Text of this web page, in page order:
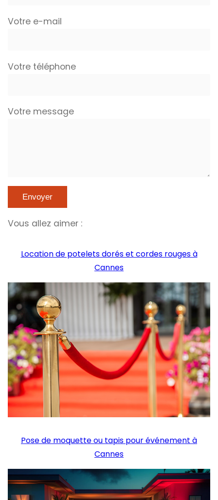
Votre e-mail
Votre téléphone
Votre message
Vous allez aimer :
Location de potelets dorés et cordes rouges à
Cannes
Pose de moquette ou tapis pour événement à
Cannes